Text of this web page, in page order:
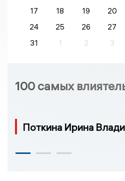
17
18 19 20
24
25 26 27
31
1 2 3
100 самых
Поткина Ирина